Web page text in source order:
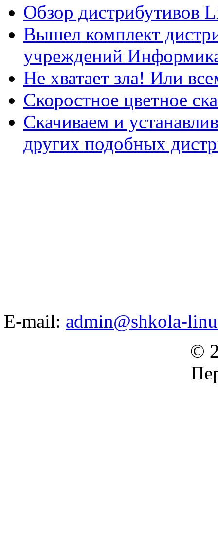
Обзор дистрибутивов
Вышел комплект
учреждений
Не хватает зла! Или
Скоростное цветное
Скачиваем и
других подобных
E-mail: admin@shkola-
©